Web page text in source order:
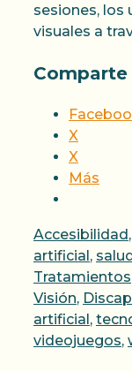
sesiones, los
visuales a
Comparte
X
X
Más
Categorías
Accesibilidad,
artificial,
Tratamientos
Visión,
artificial,
videojuegos,